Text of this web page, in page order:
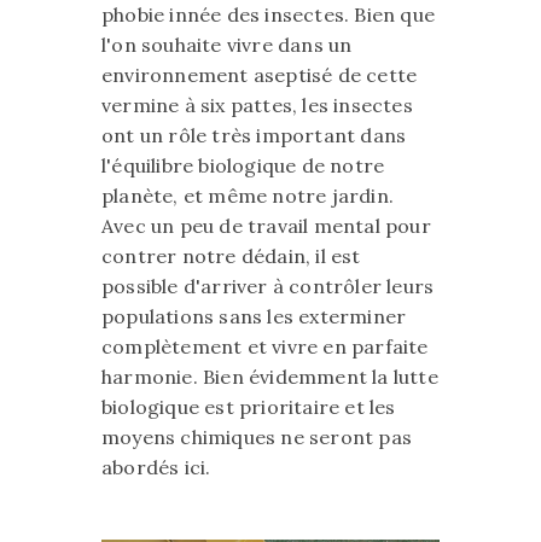
phobie innée des insectes. Bien que
l'on souhaite vivre dans un
environnement aseptisé de cette
vermine à six pattes, les insectes
ont un rôle très important dans
l'équilibre biologique de notre
planète, et même notre jardin.
Avec un peu de travail mental pour
contrer notre dédain, il est
possible d'arriver à contrôler leurs
populations sans les exterminer
complètement et vivre en parfaite
harmonie. Bien évidemment la lutte
biologique est prioritaire et les
moyens chimiques ne seront pas
abordés ici.